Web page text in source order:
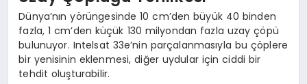
Dünya’nın yörüngesinde 10 cm’den büyük 40 binden
fazla, 1 cm’den küçük 130 milyondan fazla uzay çöpü
bulunuyor. Intelsat 33e’nin parçalanmasıyla bu çöplere
bir yenisinin eklenmesi, diğer uydular için ciddi bir
tehdit oluşturabilir.